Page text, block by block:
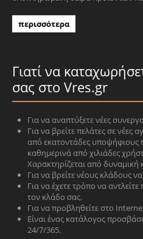
περισσότερα
Γιατί να
σας στο Vres.gr
Για να αναπτύξετε νέες
Για να βρείτε πελάτες σε νέες
από εκατοντάδες υποψήφιους
καθημερινά από χιλιάδες
Χαρακτηρίζεται από δυναμική
Για να βρείτε νέους κλάδους
Για να έχετε τρόπο να
τον κλάδο σας.
Για να προβληθείτε στο
Είναι ένας κατάλογος
24/7/365.